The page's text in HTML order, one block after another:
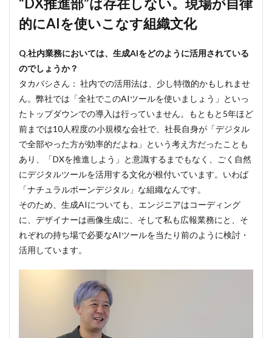
“DX推進部”は存在しない。現場が自律
的にAIを使いこなす組織文化
Q.社内業務においては、生成AIをどのように活用されている
のでしょうか？
タカバシさん： 社内での活用法は、少し特徴的かもしれませ
ん。弊社では「全社でこのAIツールを使いましょう」といっ
たトップダウンでの導入は行っていません。もともと5年ほど
前までは10人程度の小規模な会社で、社長自身が「デジタル
で全部やった方が効率的だよね」という考え方だったことも
あり、「DXを推進しよう」と意識するまでもなく、ごく自然
にデジタルツールを活用する文化が根付いています。いわば
「ナチュラルボーンデジタル」な組織なんです。
そのため、生成AIについても、エンジニアはコーディング
に、デザイナーは画像生成に、そして私も広報業務にと、そ
れぞれの持ち場で必要なAIツールを当たり前のように検討・
活用しています。